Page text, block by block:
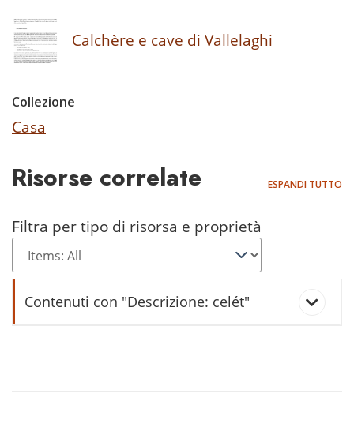
Calchère e cave di Vallelaghi
Collezione
Casa
Risorse correlate ESPANDI TUTTO
Filtra per tipo di risorsa e proprietà
Contenuti con "Descrizione: celét"